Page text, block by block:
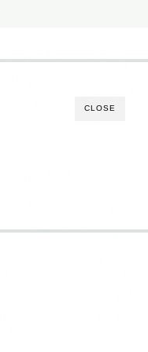
CLOSE